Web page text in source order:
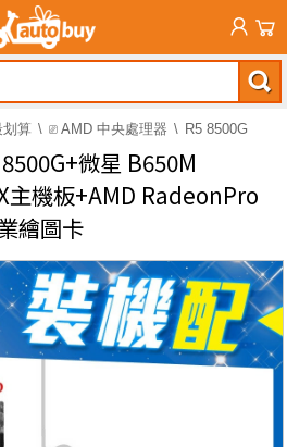
算 ⎚ AMD 中央處理器 R5 8500G
微星 B650M
主機板+AMD RadeonPro
繪圖卡